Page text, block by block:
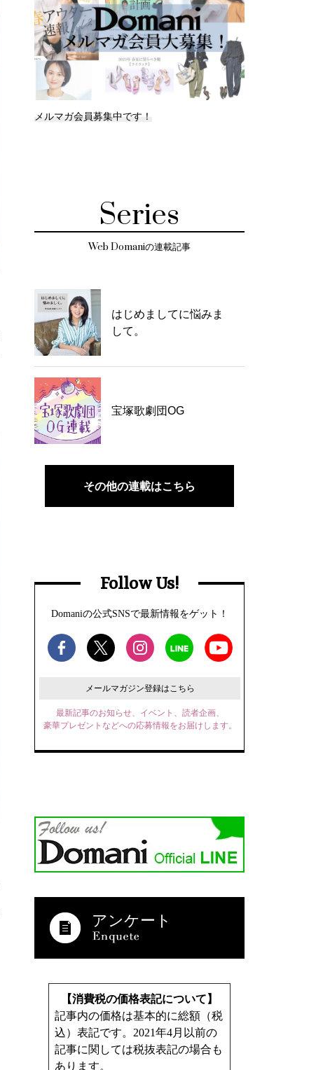
メルマガ会員募集中です！
Series
Web Domaniの連載記事
はじめましてに悩みま
して。
宝塚歌劇団OG
その他の連載はこちら
Follow Us!
Domaniの公式SNSで最新情報をゲット！
メールマガジン登録はこちら
最新記事のお知らせ、イベント、読者企画、
豪華プレゼントなどへの応募情報をお届けします。
アンケート
【消費税の価格表記について】
記事内の価格は基本的に総額（税
込）表記です。2021年4月以前の
記事に関しては税抜表記の場合も
あります。